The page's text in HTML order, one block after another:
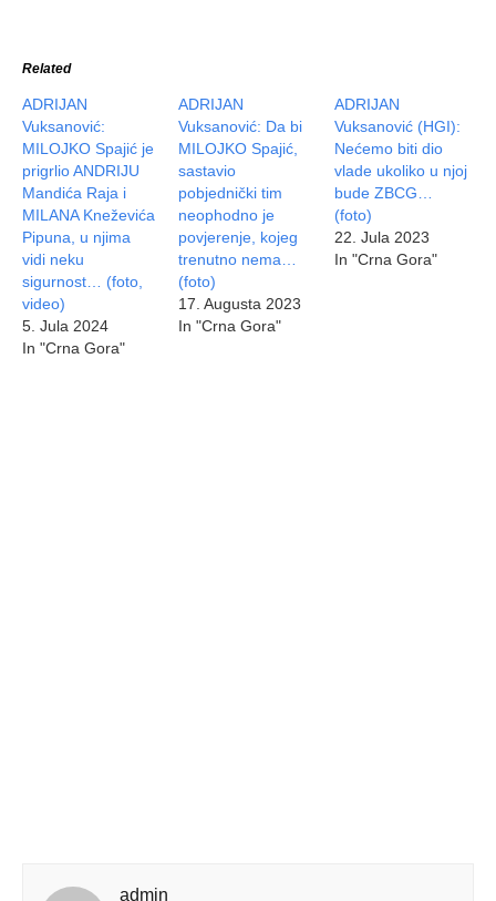
Related
ADRIJAN
Vuksanović:
MILOJKO Spajić je
prigrlio ANDRIJU
Mandića Raja i
MILANA Kneževića
Pipuna, u njima
vidi neku
sigurnost… (foto,
video)
5. Jula 2024
In "Crna Gora"
ADRIJAN
Vuksanović: Da bi
MILOJKO Spajić,
sastavio
pobjednički tim
neophodno je
povjerenje, kojeg
trenutno nema…
(foto)
17. Augusta 2023
In "Crna Gora"
ADRIJAN
Vuksanović (HGI):
Nećemo biti dio
vlade ukoliko u njoj
bude ZBCG…
(foto)
22. Jula 2023
In "Crna Gora"
admin